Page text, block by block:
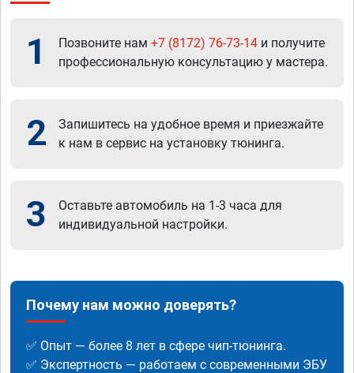
1 Позвоните нам +7 (8172) 76-73-14 и получите
профессиональную консультацию у мастера.
2
Запишитесь на удобное время и приезжайте
к нам в сервис на установку тюнинга.
3
Оставьте автомобиль на 1-3 часа для
индивидуальной настройки.
Почему нам можно доверять?
✅ Опыт — более 8 лет в сфере чип-тюнинга.
✅ Экспертность — работаем с современными ЭБУ